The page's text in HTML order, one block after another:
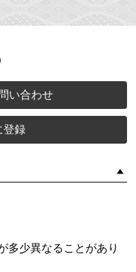
い合わせ
登録
多少異なることがあり